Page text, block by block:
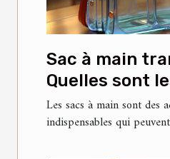
Sac à main
Quelles sont
actuelles et
savoir à ce
Les sacs à main sont des
indispensables qui